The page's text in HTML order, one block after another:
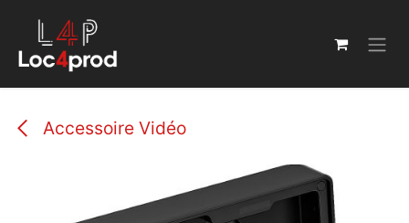
Accessoire Vidéo